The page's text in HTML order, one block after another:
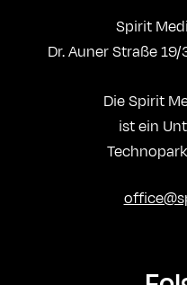
Spirit
Dr. Auner Straße
Die Spirit
ist ein